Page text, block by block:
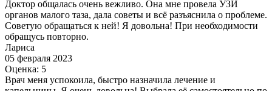
Доктор общалась очень вежливо. Она мне провела УЗИ
органов малого таза, дала советы и всё разъяснила о проблеме.
Советую обращаться к ней! Я довольна! При необходимости
обращусь повторно.
Лариса
05 февраля 2023
Оценка: 5
Врач меня успокоила, быстро назначила лечение и